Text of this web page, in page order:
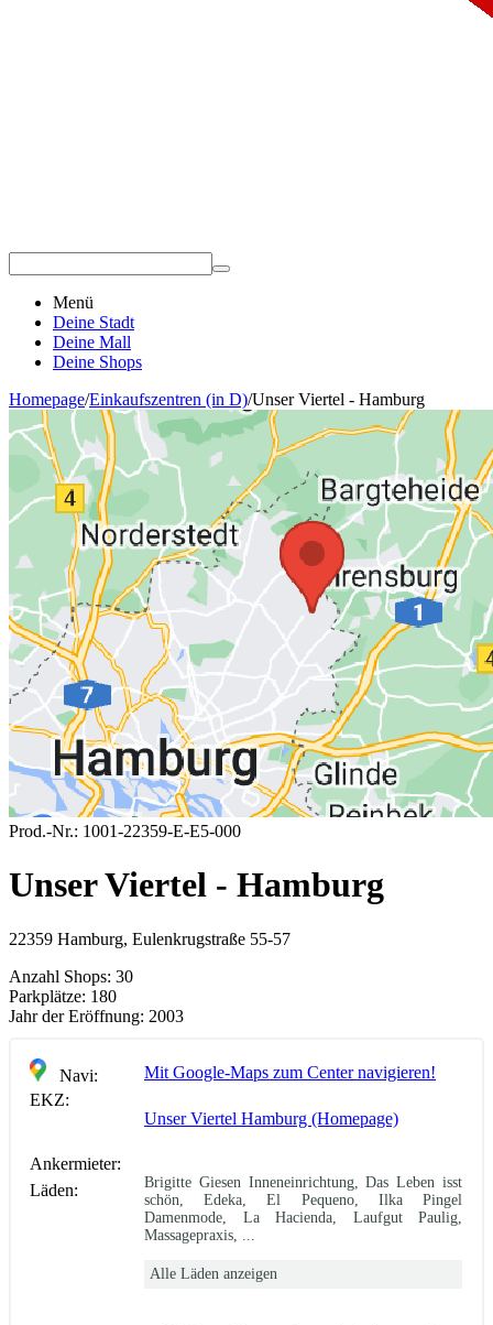
Menü
Deine Stadt
Deine Mall
Deine Shops
Homepage/Einkaufszentren (in D)/Unser Viertel - Hamburg
Prod.-Nr.: 1001-22359-E-E5-000
Unser Viertel - Hamburg
22359 Hamburg, Eulenkrugstraße 55-57
Anzahl Shops: 30
Parkplätze: 180
Jahr der Eröffnung: 2003
Navi:
Mit Google-Maps zum Center navigieren!
EKZ:
Unser Viertel Hamburg (Homepage)
Ankermieter:
Läden:
Brigitte Giesen Inneneinrichtung, Das Leben isst
schön, Edeka, El Pequeno, Ilka Pingel
Damenmode, La Hacienda, Laufgut Paulig,
Massagepraxis, ...
Alle Läden anzeigen